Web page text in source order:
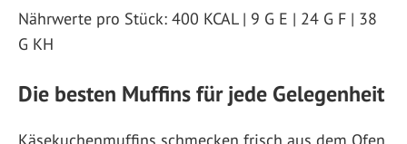
Nährwerte pro Stück: 400 KCAL | 9 G E | 24 G F | 38
G KH
Die besten Muffins für jede Gelegenheit